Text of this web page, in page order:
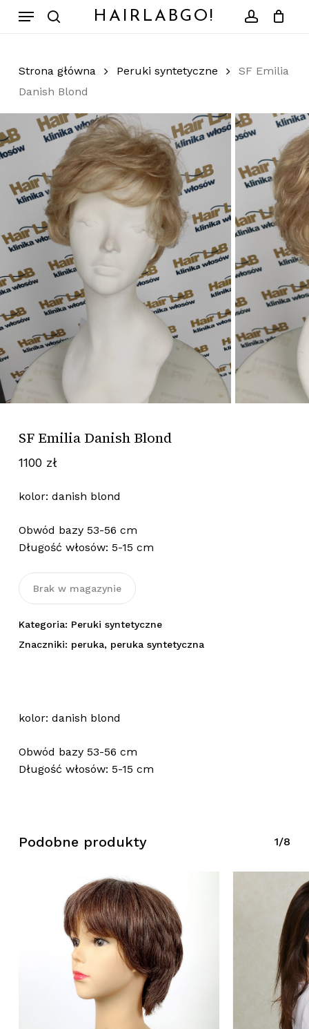
HAIRLABGO!
Menu
Brak produktów w koszyku.
Strona główna Peruki syntetyczne
SF Emilia
Danish Blond
SF Emilia Danish Blond
1100 zł
kolor: danish blond
Obwód bazy 53-56 cm
Długość włosów: 5-15 cm
Brak w magazynie
Kategoria: Peruki syntetyczne
Znaczniki: peruka, peruka syntetyczna
kolor: danish blond
Obwód bazy 53-56 cm
Długość włosów: 5-15 cm
Podobne produkty 1/8